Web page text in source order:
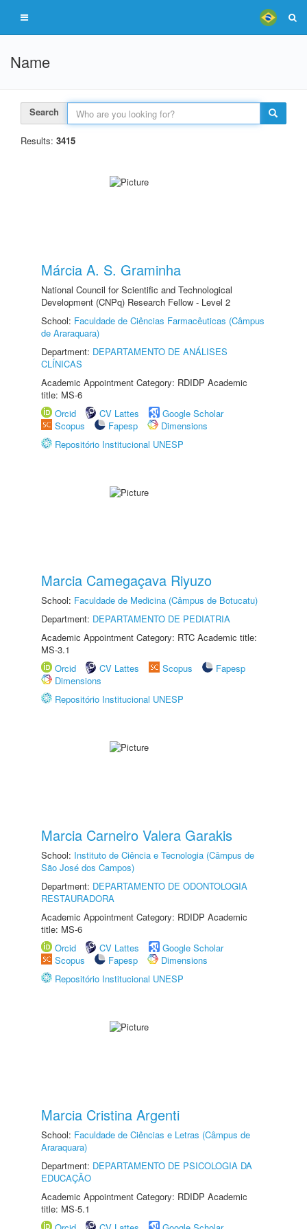
Name
Search
Results: 3415
Márcia A. S. Graminha
National Council for Scientific and Technological
Development (CNPq) Research Fellow - Level 2
School: Faculdade de Ciências Farmacêuticas (Câmpus
de Araraquara)
Department: DEPARTAMENTO DE ANÁLISES
CLÍNICAS
Academic Appointment Category: RDIDP Academic
title: MS-6
Orcid
CV Lattes
Google Scholar
Scopus
Fapesp
Dimensions
Repositório Institucional UNESP
Marcia Camegaçava Riyuzo
School: Faculdade de Medicina (Câmpus de Botucatu)
Department: DEPARTAMENTO DE PEDIATRIA
Academic Appointment Category: RTC Academic title:
MS-3.1
Orcid
CV Lattes Scopus
Fapesp
Dimensions
Repositório Institucional UNESP
Marcia Carneiro Valera Garakis
School: Instituto de Ciência e Tecnologia (Câmpus de
São José dos Campos)
Department: DEPARTAMENTO DE ODONTOLOGIA
RESTAURADORA
Academic Appointment Category: RDIDP Academic
title: MS-6
Orcid
CV Lattes
Google Scholar
Scopus
Fapesp
Dimensions
Repositório Institucional UNESP
Marcia Cristina Argenti
School: Faculdade de Ciências e Letras (Câmpus de
Araraquara)
Department: DEPARTAMENTO DE PSICOLOGIA DA
EDUCAÇÃO
Academic Appointment Category: RDIDP Academic
title: MS-5.1